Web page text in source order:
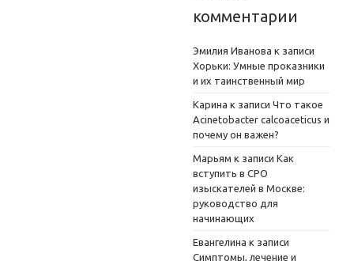
комментарии
Эмилия Иванова к записи
Хорьки: Умные проказники
и их таинственный мир
Карина к записи Что такое
Acinetobacter calcoaceticus и
почему он важен?
Марьям к записи Как
вступить в СРО
изыскателей в Москве:
руководство для
начинающих
Евангелина к записи
Симптомы, лечение и